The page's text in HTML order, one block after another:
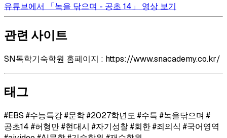
유튜브에서 「녹을 닦으며 - 공초 14」 영상 보기
관련 사이트
SN독학기숙학원 홈페이지 : https://www.snacademy.co.kr/
태그
#EBS #수능특강 #문학 #2027학년도 #수특 #녹을닦으며 #
공초14 #허형만 #현대시 #자기성찰 #회한 #죄의식 #국어영역